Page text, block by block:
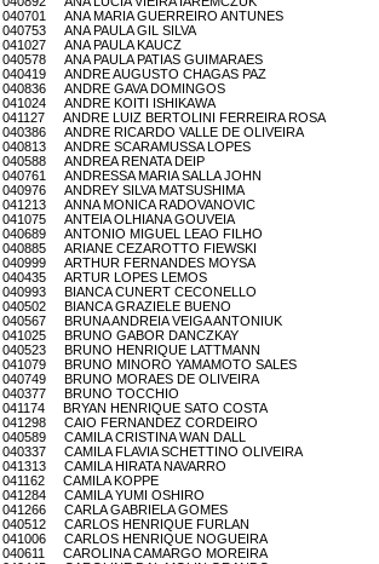
040701 ANA MARIA GUERREIRO ANTUNES
040753 ANA PAULA GIL SILVA
041027 ANA PAULA KAUCZ
040578 ANA PAULA PATIAS GUIMARAES
040419 ANDRE AUGUSTO CHAGAS PAZ
040836 ANDRE GAVA DOMINGOS
041024 ANDRE KOITI ISHIKAWA
041127 ANDRE LUIZ BERTOLINI FERREIRA ROSA
040386 ANDRE RICARDO VALLE DE OLIVEIRA
040813 ANDRE SCARAMUSSA LOPES
040588 ANDREA RENATA DEIP
040761 ANDRESSA MARIA SALLA JOHN
040976 ANDREY SILVA MATSUSHIMA
041213 ANNA MONICA RADOVANOVIC
041075 ANTEIA OLHIANA GOUVEIA
040689 ANTONIO MIGUEL LEAO FILHO
040885 ARIANE CEZAROTTO FIEWSKI
040999 ARTHUR FERNANDES MOYSA
040435 ARTUR LOPES LEMOS
040993 BIANCA CUNERT CECONELLO
040502 BIANCA GRAZIELE BUENO
040567 BRUNA ANDREIA VEIGA ANTONIUK
041025 BRUNO GABOR DANCZKAY
040523 BRUNO HENRIQUE LATTMANN
041079 BRUNO MINORO YAMAMOTO SALES
040749 BRUNO MORAES DE OLIVEIRA
040377 BRUNO TOCCHIO
041174 BRYAN HENRIQUE SATO COSTA
041298 CAIO FERNANDEZ CORDEIRO
040589 CAMILA CRISTINA WAN DALL
040337 CAMILA FLAVIA SCHETTINO OLIVEIRA
041313 CAMILA HIRATA NAVARRO
041162 CAMILA KOPPE
041284 CAMILA YUMI OSHIRO
041266 CARLA GABRIELA GOMES
040512 CARLOS HENRIQUE FURLAN
041006 CARLOS HENRIQUE NOGUEIRA
040611 CAROLINA CAMARGO MOREIRA